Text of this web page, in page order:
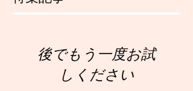
後でもう一度お試
しください